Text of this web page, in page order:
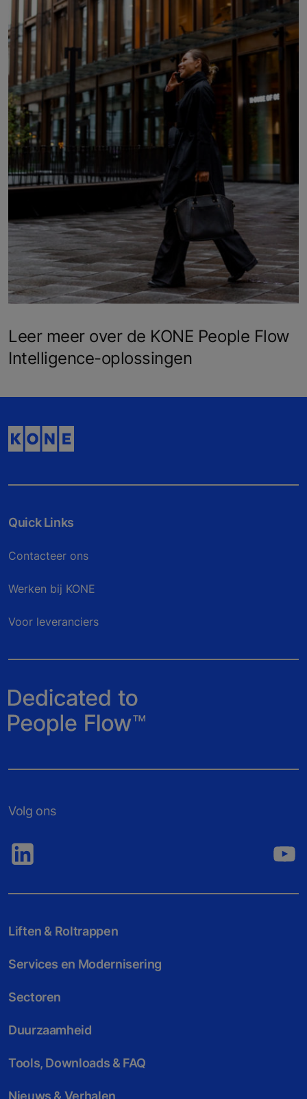
Leer meer over de KONE People Flow
Intelligence-oplossingen
Quick Links
Contacteer ons
Werken bij KONE
Voor leveranciers
Volg ons
Liften & Roltrappen
Services en Modernisering
Sectoren
Duurzaamheid
Tools, Downloads & FAQ
Nieuws & Verhalen